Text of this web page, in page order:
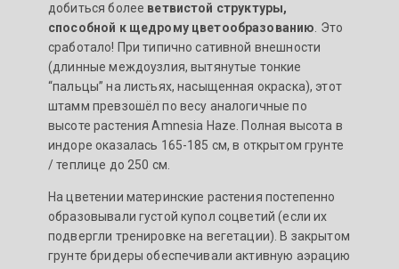
добиться более ветвистой структуры,
способной к щедрому цветообразованию . Это
сработало! При типично сативной внешности
(длинные междоузлия, вытянутые тонкие
“пальцы” на листьях, насыщенная окраска), этот
штамм превзошёл по весу аналогичные по
высоте растения Amnesia Haze. Полная высота в
индоре оказалась 165-185 см, в открытом грунте
/ теплице до 250 см.
На цветении материнские растения постепенно
образовывали густой купол соцветий (если их
подвергли тренировке на вегетации). В закрытом
грунте бридеры обеспечивали активную аэрацию